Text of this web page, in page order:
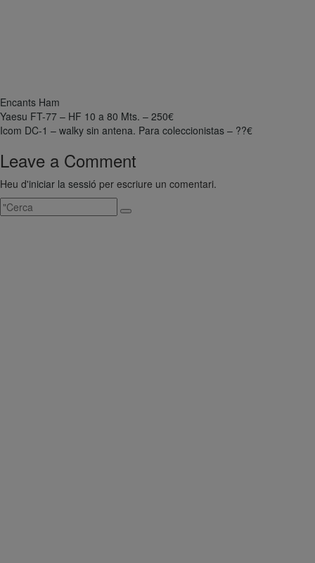
Encants Ham
Navegació
d'entrades
Yaesu FT-77 – HF 10 a 80 Mts. – 250€
Icom DC-1 – walky sin antena. Para coleccionistas – ??€
Leave a Comment
Heu d'iniciar la sessió per escriure un comentari.